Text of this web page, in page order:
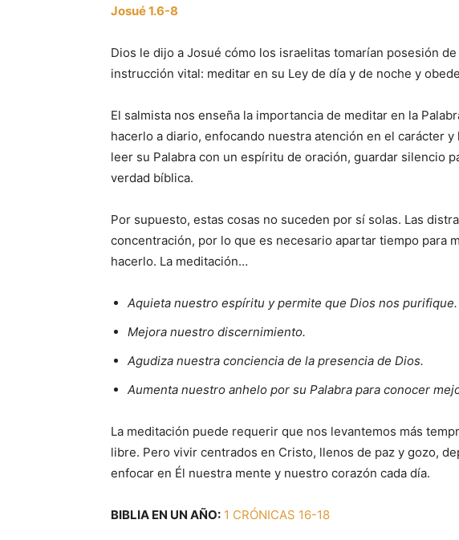
Josué 1.6-8
Dios le dijo a Josué cómo los israelitas tomarían posesión
instrucción vital: meditar en su Ley de día y de noche y
El salmista nos enseña la importancia de meditar en la
hacerlo a diario, enfocando nuestra atención en el carácter
leer su Palabra con un espíritu de oración, guardar silencio
verdad bíblica.
Por supuesto, estas cosas no suceden por sí solas. Las
concentración, por lo que es necesario apartar tiempo para
hacerlo. La meditación…
Aquieta nuestro espíritu y permite que Dios nos purifique.
Mejora nuestro discernimiento.
Agudiza nuestra conciencia de la presencia de Dios.
Aumenta nuestro anhelo por su Palabra para conocer
La meditación puede requerir que nos levantemos más
libre. Pero vivir centrados en Cristo, llenos de paz y gozo,
enfocar en Él nuestra mente y nuestro corazón cada día.
BIBLIA EN UN AÑO: 1 CRÓNICAS 16-18